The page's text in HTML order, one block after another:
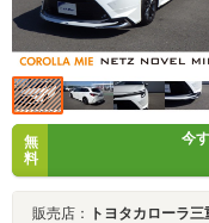
無
料
今
販売店： トヨタカローラ三重（